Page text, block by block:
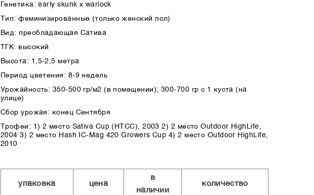
Генетика: early skunk x warlock
Тип: феминизированные (только женский пол)
Вид: преобладающая Сатива
ТГК: высокий
Высота: 1,5-2,5 метра
Период цветения: 8-9 недель
Урожайность: 350-500 гр/м2 (в помещении); 300-700 гр с 1 куста (на
улице)
Сбор урожая: конец Сентября
Трофеи: 1) 2 место Sativa Cup (HTCC), 2003 2) 2 место Outdoor HighLife,
2004 3) 2 место Hash IC-Mag 420 Growers Cup 4) 2 место Outdoor HighLife,
2010
упаковка цена
в
наличии
количество